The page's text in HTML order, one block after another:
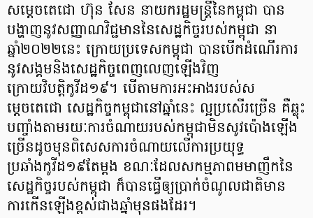
សម្ដេចតេជោ ហ៊ុន សែន នាយករដ្ឋមន្រ្តីនៃកម្ពុជា បាន
បង្ហាញនូវសញ្ញាណវិជ្ជមាននៃសេដ្ឋកិច្ចរបស់កម្ពុជា នា
ឆ្នាំ២០២២នេះ ក្រោយប្រទេសកម្ពុជា បានបើកដំណើរការ
នូវសង្គមនិងសេដ្ឋកិច្ចពេញលេញឡើងវិញ
ក្រោយវិបត្តិកូវីដ១៩។ បើតាមការអះអាងរបស់ស
ម្តេចតេជោ សេដ្ឋកិច្ចកម្ពុជានៅឆ្នាំនេះ ល្អប្រសើរច្រើន គឺឆ្លុះ
បញ្ចាំងតាមរយៈការចំណាយរបស់កម្ពុជាមិនសូវប៉ោងឡើង
ច្រើនដូចមុនពិសេសការចំណាយលើការប្រយុទ្ធ
ប្រឆាំងកូវីដ១៩តែម្ដង ខណៈដែលសកម្មភាពមមាញឹកនៃ
សេដ្ឋកិច្ចរបស់កម្ពុជា ក៏បានធ្វើឲ្យប្រាក់ចំណូលជាតិមាន
ការកើនឡើងខ្ពស់ជាងឆ្នាំមុនផងដែរ។